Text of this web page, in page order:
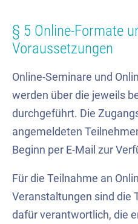
§ 5 Online-Formate
Voraussetzungen
Online-Seminare und
werden über die jeweils
durchgeführt. Die
angemeldeten
Beginn per E-Mail zur
Für die Teilnahme an
Veranstaltungen sind die
dafür verantwortlich, die